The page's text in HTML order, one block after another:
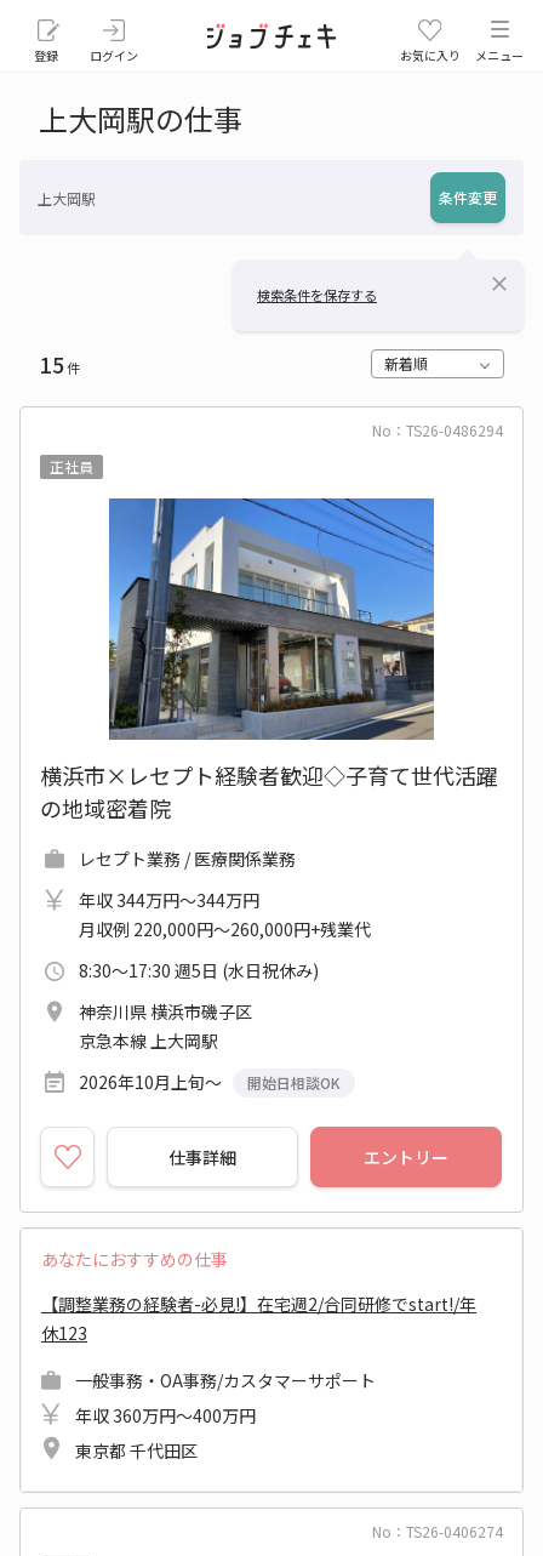
登録 ログイン お気に入り メニュー
上大岡駅の仕事
上大岡駅 条件変更
検索条件を保存する close
15件 新着順
No：TS26-0486294
正社員
横浜市×レセプト経験者歓迎◇子育て世代活躍
の地域密着院
レセプト業務 / 医療関係業務
年収 344万円～344万円
月収例 220,000円～260,000円+残業代
8:30～17:30 週5日 (水日祝休み)
神奈川県 横浜市磯子区
京急本線 上大岡駅
2026年10月上旬～
開始日相談OK
仕事詳細 エントリー
あなたにおすすめの仕事
【調整業務の経験者-必見!】在宅週2/合同研修でstart!/年
休123
一般事務・OA事務/カスタマーサポート
年収 360万円～400万円
東京都 千代田区
No：TS26-0406274